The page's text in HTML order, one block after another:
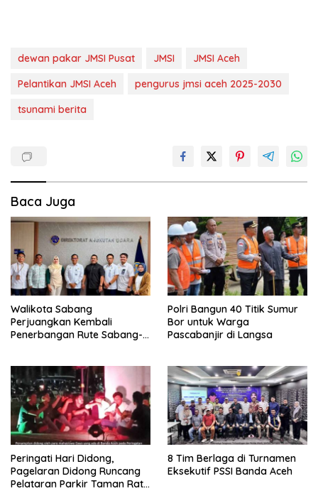
dewan pakar JMSI Pusat JMSI
JMSI Aceh
Pelantikan JMSI Aceh
pengurus jmsi aceh 2025-2030
tsunami berita
Baca Juga
Walikota Sabang
Perjuangkan Kembali
Penerbangan Rute Sabang-
Polri Bangun 40 Titik Sumur
Bor untuk Warga
Pascabanjir di Langsa
Peringati Hari Didong,
Pagelaran Didong Runcang
Pelataran Parkir Taman Ratu
8 Tim Berlaga di Turnamen
Eksekutif PSSI Banda Aceh